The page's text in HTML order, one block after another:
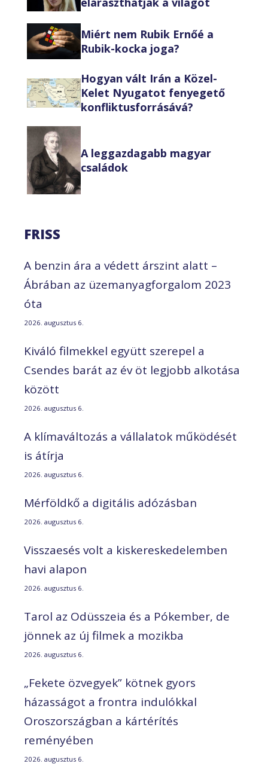
Miért nem Rubik Ernőé a
Rubik-kocka joga?
Hogyan vált Irán a Közel-
Kelet Nyugatot fenyegető
konfliktusforrásává?
A leggazdagabb magyar
családok
FRISS
A benzin ára a védett árszint alatt –
Ábrában az üzemanyagforgalom 2023
óta
2026. augusztus 6.
Kiváló filmekkel együtt szerepel a
Csendes barát az év öt legjobb alkotása
között
2026. augusztus 6.
A klímaváltozás a vállalatok működését
is átírja
2026. augusztus 6.
Mérföldkő a digitális adózásban
2026. augusztus 6.
Visszaesés volt a kiskereskedelemben
havi alapon
2026. augusztus 6.
Tarol az Odüsszeia és a Pókember, de
jönnek az új filmek a mozikba
2026. augusztus 6.
„Fekete özvegyek” kötnek gyors
házasságot a frontra indulókkal
Oroszországban a kártérítés
reményében
2026. augusztus 6.